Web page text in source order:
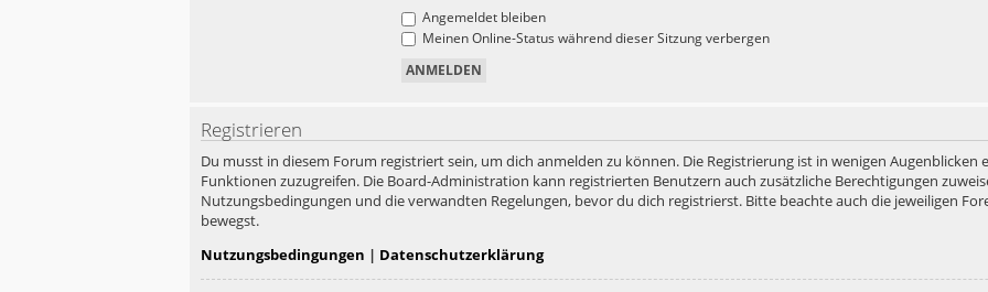
Angemeldet bleiben
Meinen Online-Status während dieser Sitzung verbergen
Registrieren
Du musst in diesem Forum registriert sein, um dich anmelden zu können. Die Registrierung ist in wenigen
Funktionen zuzugreifen. Die Board-Administration kann registrierten Benutzern auch zusätzliche Berechtigungen
Nutzungsbedingungen und die verwandten Regelungen, bevor du dich registrierst. Bitte beachte auch die jeweiligen
bewegst.
Nutzungsbedingungen | Datenschutzerklärung